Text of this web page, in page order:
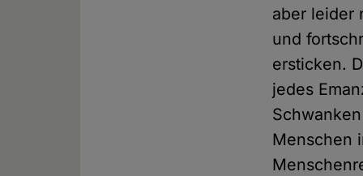
aber leider
und
ersticken.
jedes
Menschen